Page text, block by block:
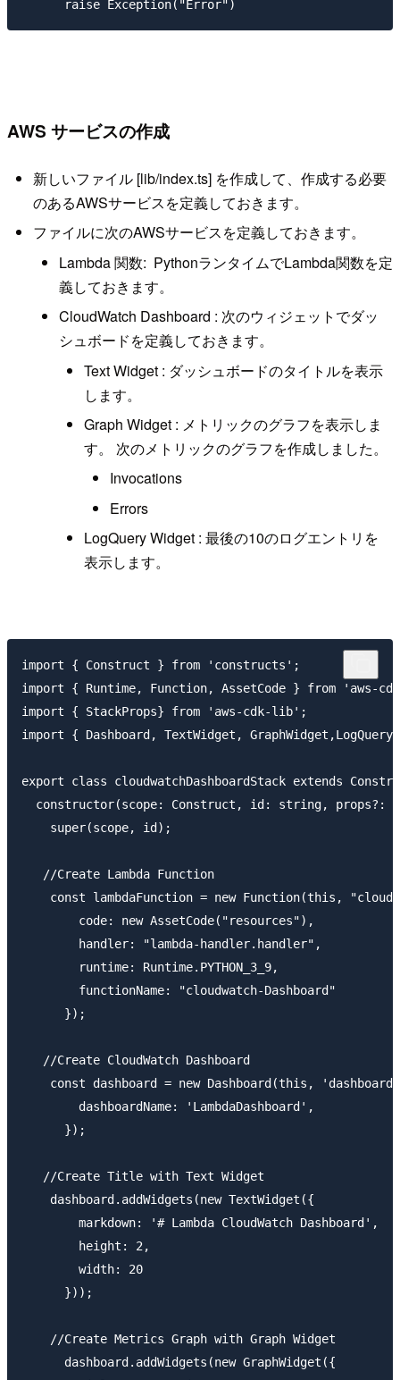
AWS サービスの作成
新しいファイル [lib/index.ts] を作成して、作成する必要
のあるAWSサービスを定義しておきます。
ファイルに次のAWSサービスを定義しておきます。
Lambda 関数: PythonランタイムでLambda関数を定
義しておきます。
CloudWatch Dashboard : 次のウィジェットでダッ
シュボードを定義しておきます。
Text Widget : ダッシュボードのタイトルを表示
します。
Graph Widget : メトリックのグラフを表示しま
す。 次のメトリックのグラフを作成しました。
Invocations
Errors
LogQuery Widget : 最後の10のログエントリを
表示します。
import { Construct } from 'constructs';
import { Runtime, Function, AssetCode } from 'aws-
import { StackProps} from 'aws-cdk-lib';
import { Dashboard, TextWidget,
export class cloudwatchDashboardStack extends
constructor(scope: Construct, id: string, props?:
    super(scope, id);
   //Create Lambda Function
const lambdaFunction = new Function(this,
        code: new AssetCode("resources"),
        handler: "lambda-handler.handler",
        runtime: Runtime.PYTHON_3_9,
        functionName: "cloudwatch-Dashboard"
      });
   //Create CloudWatch Dashboard
const dashboard = new Dashboard(this,
        dashboardName: 'LambdaDashboard',
      });
   //Create Title with Text Widget
    dashboard.addWidgets(new TextWidget({
        markdown: '# Lambda CloudWatch Dashboard',
        height: 2,
        width: 20
      }));
    //Create Metrics Graph with Graph Widget
      dashboard.addWidgets(new GraphWidget({